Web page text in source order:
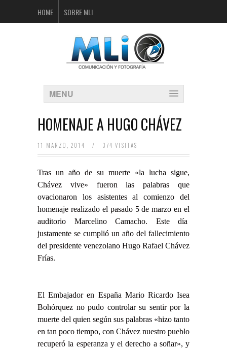
HOME SOBRE MLI
MENU
HOMENAJE A HUGO CHÁVEZ
11 MARZO, 2014 / 374 VISITAS
Tras un año de su muerte «la lucha sigue,
Chávez vive» fueron las palabras que
ovacionaron los asistentes al comienzo del
homenaje realizado el pasado 5 de marzo en el
auditorio Marcelino Camacho. Este día
justamente se cumplió un año del fallecimiento
del presidente venezolano Hugo Rafael Chávez
Frías.
El Embajador en España Mario Ricardo Isea
Bohórquez no pudo controlar su sentir por la
muerte del quien según sus palabras «hizo tanto
en tan poco tiempo, con Chávez nuestro pueblo
recuperó la esperanza y el derecho a soñar», y